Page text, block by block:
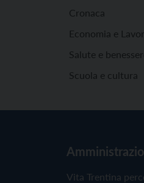
Cronaca
Economia e
Salute e
Scuola e cultura
Vita Trentina